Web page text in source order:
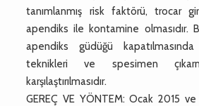
tanımlanmış risk faktörü, trocar
apendiks ile kontamine olmasıdır.
apendiks güdüğü
teknikleri ve spesimen
karşılaştırılmasıdır.
GEREÇ VE YÖNTEM: Ocak 2015